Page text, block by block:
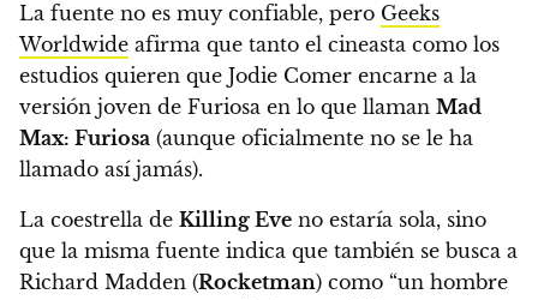
La fuente no es muy confiable, pero Geeks
Worldwide afirma que tanto el cineasta como los
estudios quieren que Jodie Comer encarne a la
versión joven de Furiosa en lo que llaman Mad
Max: Furiosa (aunque oficialmente no se le ha
llamado así jamás).
La coestrella de Killing Eve no estaría sola, sino
que la misma fuente indica que también se busca a
Richard Madden (Rocketman) como “un hombre